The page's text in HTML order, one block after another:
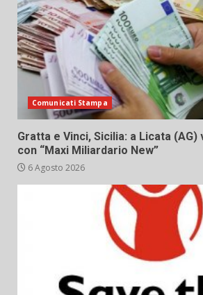
Comunicati Stampa
Gratta e Vinci, Sicilia: a Licata
con “Maxi Miliardario New”
6 Agosto 2026